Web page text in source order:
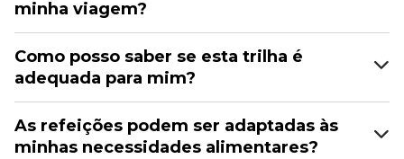
minha viagem?
Como posso saber se esta trilha é
adequada para mim?
As refeições podem ser adaptadas às
minhas necessidades alimentares?